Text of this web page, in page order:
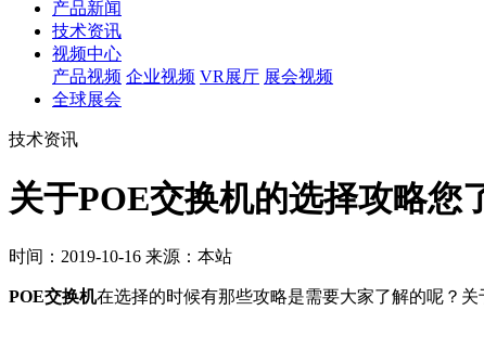
产品新闻
技术资讯
视频中心
产品视频 企业视频 VR展厅 展会视频
全球展会
技术资讯
关于POE交换机的选择攻略您
时间：2019-10-16 来源：本站
POE交换机在选择的时候有那些攻略是需要大家了解的呢？关